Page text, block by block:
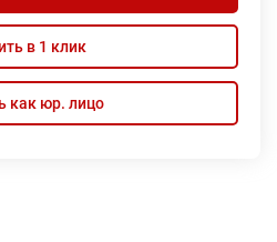
в 1 клик
как юр. лицо